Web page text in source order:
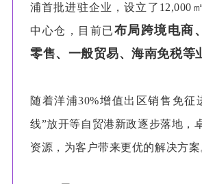
浦首批进驻企业，设立了12,000
中心仓，目前已布局跨境电商
零售、一般贸易、海南免税等
随着洋浦30%增值出区销售免征
线”放开等自贸港新政逐步落地，
资源，为客户带来更优的解决方案